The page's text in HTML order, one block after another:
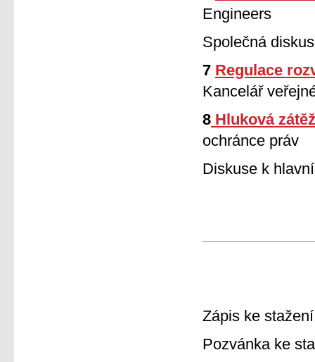
Engineers
Společná
7 Regulace
Kancelář
8 Hluková
ochránce práv
Diskuse k
Zápis ke
Pozvánka ke